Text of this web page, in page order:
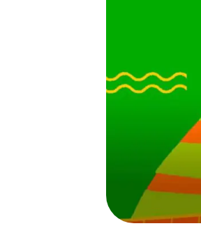
VR na Imprensa
Explore o nosso acervo
Departamento Pessoal
Para simplificar os processos